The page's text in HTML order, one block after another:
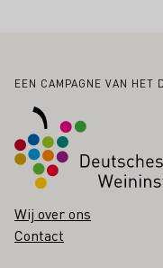
Voettekst
EEN CAMPAGNE VAN
Wij over ons
Contact